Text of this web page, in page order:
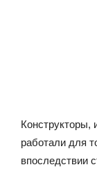
Конструкторы,
работали для
впоследствии